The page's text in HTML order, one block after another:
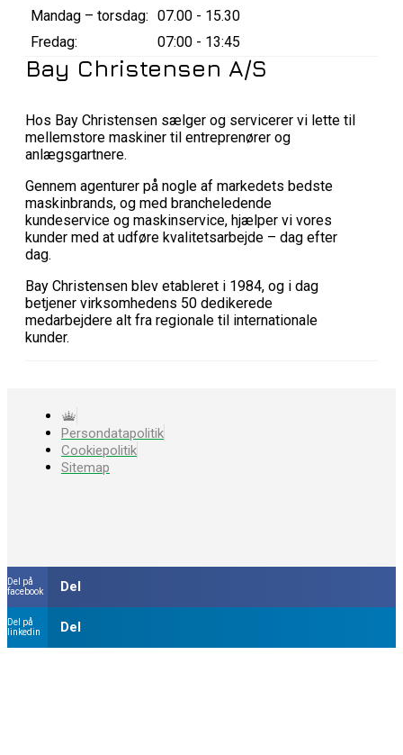
Mandag – torsdag: 07.00 - 15.30
Fredag:
07:00 - 13:45
Bay Christensen A/S
Hos Bay Christensen sælger og servicerer vi lette til
mellemstore maskiner til entreprenører og
anlægsgartnere.
Gennem agenturer på nogle af markedets bedste
maskinbrands, og med brancheledende
kundeservice og maskinservice, hjælper vi vores
kunder med at udføre kvalitetsarbejde – dag efter
dag.
Bay Christensen blev etableret i 1984, og i dag
betjener virksomhedens 50 dedikerede
medarbejdere alt fra regionale til internationale
kunder.
Persondatapolitik
Cookiepolitik
Sitemap
Del på
facebook
Del
Del på
linkedin
Del